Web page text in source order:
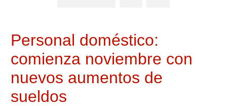
Personal doméstico:
comienza noviembre con
nuevos aumentos de
sueldos